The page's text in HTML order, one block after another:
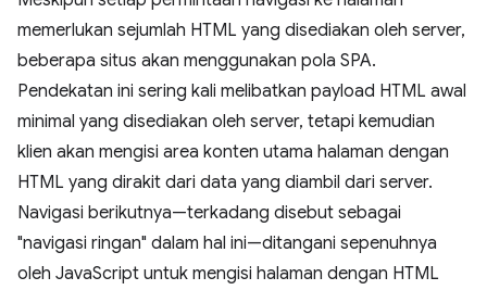
memerlukan sejumlah HTML yang disediakan oleh server,
beberapa situs akan menggunakan pola SPA.
Pendekatan ini sering kali melibatkan payload HTML awal
minimal yang disediakan oleh server, tetapi kemudian
klien akan mengisi area konten utama halaman dengan
HTML yang dirakit dari data yang diambil dari server.
Navigasi berikutnya—terkadang disebut sebagai
"navigasi ringan" dalam hal ini—ditangani sepenuhnya
oleh JavaScript untuk mengisi halaman dengan HTML